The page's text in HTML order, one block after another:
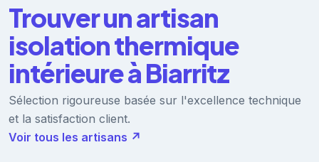
Trouver un artisan
isolation thermique
intérieure à Biarritz
Sélection rigoureuse basée sur l'excellence technique
et la satisfaction client.
Voir tous les artisans ↗